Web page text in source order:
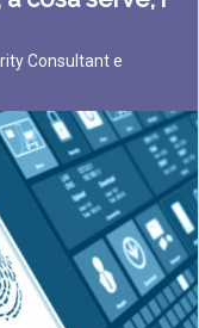
Consultant e